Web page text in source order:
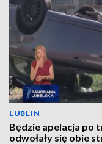
LUBLIN
Będzie apelacja po
odwołały się obie